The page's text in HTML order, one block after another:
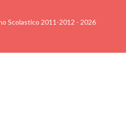
Scolastico 2011-2012 - 2026